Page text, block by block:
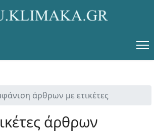
άρθρων με ετικέτες
άρθρων